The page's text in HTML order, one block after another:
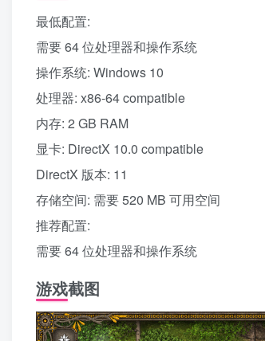
最低配置:
需要 64 位处理器和操作系统
操作系统: Windows 10
处理器: x86-64 compatible
内存: 2 GB RAM
显卡: DirectX 10.0 compatible
DirectX 版本: 11
存储空间: 需要 520 MB 可用空间
推荐配置:
需要 64 位处理器和操作系统
游戏截图